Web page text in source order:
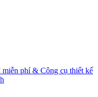
phí & Công cụ thiết kế